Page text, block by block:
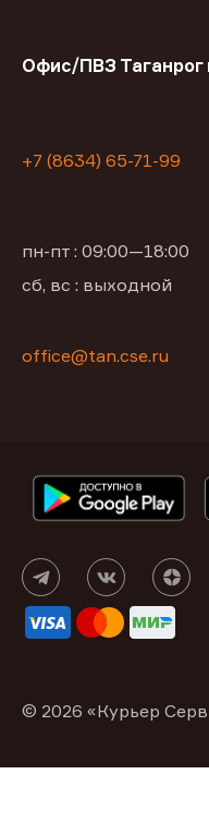
Офис/ПВЗ Таганрог
+7 (8634) 65-71-99
пн-пт : 09:00—18:00
сб, вс : выходной
office@tan.cse.ru
© 2026 «Курьер